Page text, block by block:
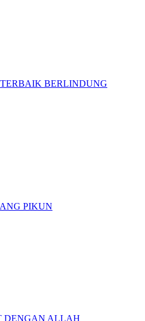
BERLINDUNG
PIKUN
DENGAN ALLAH